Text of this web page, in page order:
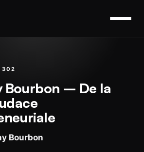
302
Bourbon – De la
Bourbon